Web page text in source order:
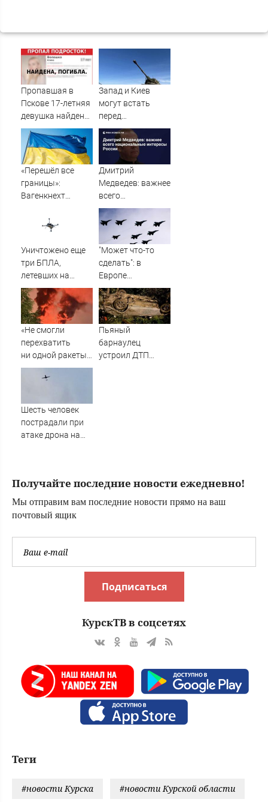
Пропавшая в
Пскове 17-летняя
девушка найдена
мертвой
Запад и Киев
могут встать
перед
необходимостью
выполнить
условия Путина
«Перешёл все
границы»:
Вагенкнехт
послу Украины
Дмитрий
Медведев: важнее
всего
национальные
интересы России
Уничтожено еще
три БПЛА,
летевших на
Москву
"Может что-то
сделать": в
Европе
высказались о
нападении
России
«Не смогли
перехватить
ни одной ракеты»:
В Британии
поразились удару
Пьяный
барнаулец
устроил ДТП
Шесть человек
пострадали при
атаке дрона на
Получайте последние новости ежедневно!
Мы отправим вам последние новости прямо на ваш
почтовый ящик
Подписаться
КурскТВ в соцсетях
Теги
#новости Курска #новости Курской области